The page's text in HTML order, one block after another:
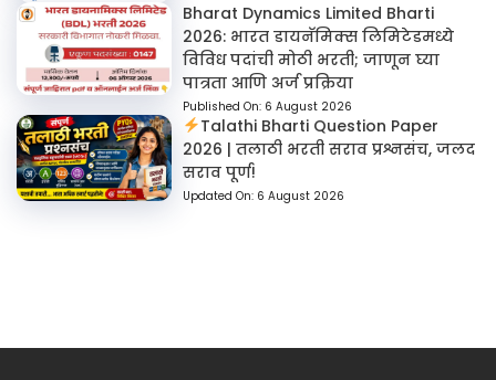
Bharat Dynamics Limited Bharti
2026: भारत डायनॅमिक्स लिमिटेडमध्ये
विविध पदांची मोठी भरती; जाणून घ्या
पात्रता आणि अर्ज प्रक्रिया
Published On: 6 August 2026
Talathi Bharti Question Paper
2026 | तलाठी भरती सराव प्रश्नसंच, जलद
सराव पूर्ण!
Updated On: 6 August 2026